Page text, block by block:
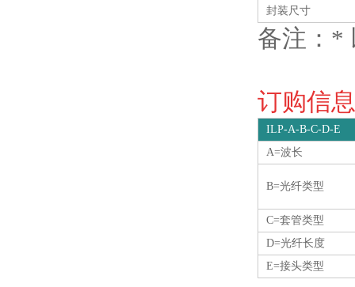
封装尺寸
备注：*
订购信
ILP-A-B-C-D-E
A=波长
B=光纤类型
C=套管类型
D=光纤长度
E=接头类型